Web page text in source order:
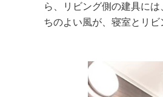
ら、リビング側の建具に
ちのよい風が、寝室とリビ